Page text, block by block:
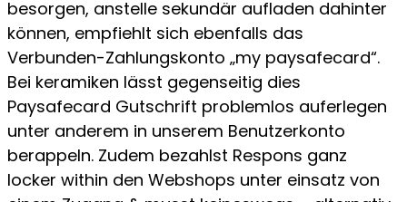
besorgen, anstelle sekundär aufladen dahinter
können, empfiehlt sich ebenfalls das
Verbunden-Zahlungskonto „my paysafecard“.
Bei keramiken lässt gegenseitig dies
Paysafecard Gutschrift problemlos auferlegen
unter anderem in unserem Benutzerkonto
berappeln. Zudem bezahlst Respons ganz
locker within den Webshops unter einsatz von